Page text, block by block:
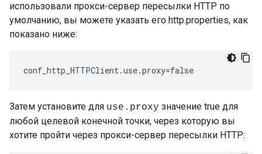
использовали прокси-сервер пересылки HTTP по
умолчанию, вы можете указать его http.properties, как
показано ниже:
conf_http_HTTPClient.use.proxy=false
Затем установите для use.proxy значение true для
любой целевой конечной точки, через которую вы
хотите пройти через прокси-сервер пересылки HTTP: